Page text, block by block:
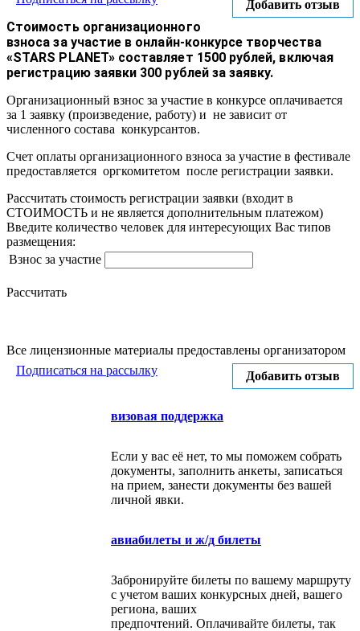
Добавить отзыв
Стоимость организационного
взноса за участие в онлайн-конкурсе творчества
«STARS PLANET» составляет 1500 рублей, включая
регистрацию заявки 300 рублей за заявку.
Организационный взнос за участие в конкурсе оплачивается
за 1 заявку (произведение, работу) и не зависит от
численного состава конкурсантов.
Счет оплаты организационного взноса за участие в фестивале
предоставляется оргкомитетом после регистрации заявки.
Рассчитать стоимость регистрации заявки (входит в
СТОИМОСТЬ и не является дополнительным платежом)
Введите количество человек для интересующих Вас типов
размещения:
Взнос за участие
Рассчитать
Все лицензионные материалы предоставлены организатором
Добавить отзыв
Подписаться на рассылку
визовая поддержка
Если у вас её нет, то мы поможем собрать
документы, заполнить анкеты, записаться
на прием, занести документы без вашей
личной явки.
авиабилеты и ж/д билеты
Забронируйте билеты по вашему маршруту
с учетом ваших конкурсных дней, вашего
региона, ваших
предпочтений. Оплачивайте билеты, так